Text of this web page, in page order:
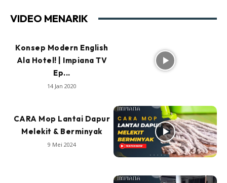
VIDEO MENARIK
Konsep Modern English
Ala Hotel! | Impiana TV
Ep...
14 Jan 2020
CARA Mop Lantai Dapur
Melekit & Berminyak
9 Mei 2024